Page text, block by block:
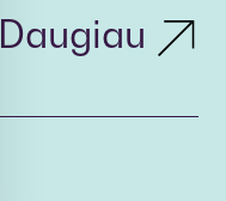
Daugiau